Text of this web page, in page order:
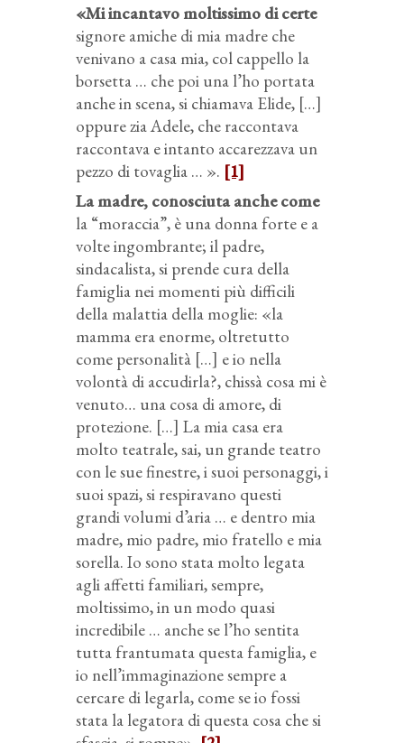
«Mi incantavo moltissimo di certe
signore amiche di mia madre che
venivano a casa mia, col cappello la
borsetta … che poi una l’ho portata
anche in scena, si chiamava Elide, […]
oppure zia Adele, che raccontava
raccontava e intanto accarezzava un
pezzo di tovaglia … ». [1]
La madre, conosciuta anche come
la “moraccia”, è una donna forte e a
volte ingombrante; il padre,
sindacalista, si prende cura della
famiglia nei momenti più difficili
della malattia della moglie: «la
mamma era enorme, oltretutto
come personalità […] e io nella
volontà di accudirla?, chissà cosa mi è
venuto… una cosa di amore, di
protezione. […] La mia casa era
molto teatrale, sai, un grande teatro
con le sue finestre, i suoi personaggi, i
suoi spazi, si respiravano questi
grandi volumi d’aria … e dentro mia
madre, mio padre, mio fratello e mia
sorella. Io sono stata molto legata
agli affetti familiari, sempre,
moltissimo, in un modo quasi
incredibile … anche se l’ho sentita
tutta frantumata questa famiglia, e
io nell’immaginazione sempre a
cercare di legarla, come se io fossi
stata la legatora di questa cosa che si